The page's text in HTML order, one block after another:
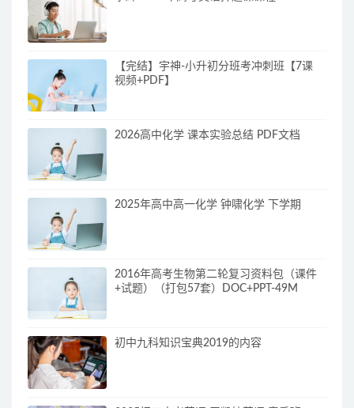
【完结】宇神-小升初分班考冲刺班【7课
视频+PDF】
2026高中化学 课本实验总结 PDF文档
2025年高中高一化学 钟啸化学 下学期
2016年高考生物第二轮复习资料包（课件
+试题）（打包57套）DOC+PPT-49M
初中九科知识宝典2019的内容